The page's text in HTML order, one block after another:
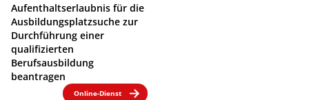
Aufenthaltserlaubnis für die
Ausbildungsplatzsuche zur
Durchführung einer
qualifizierten
Berufsausbildung
beantragen
Online-Dienst